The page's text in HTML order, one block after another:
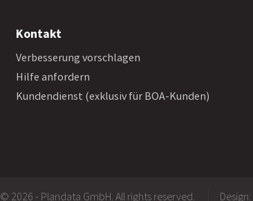
Kontakt
Verbesserung vorschlagen
Hilfe anfordern
Kundendienst (exklusiv für BOA-Kunden)
© 2026 - Plandata GmbH. All rights reserved. Design: